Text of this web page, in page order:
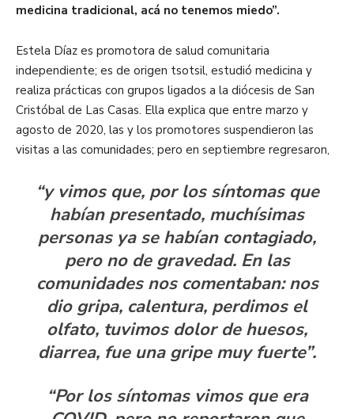
medicina tradicional, acá no tenemos miedo”.
Estela Díaz es promotora de salud comunitaria
independiente; es de origen tsotsil, estudió medicina y
realiza prácticas con grupos ligados a la diócesis de San
Cristóbal de Las Casas. Ella explica que entre marzo y
agosto de 2020, las y los promotores suspendieron las
visitas a las comunidades; pero en septiembre regresaron,
“y vimos que, por los síntomas que
habían presentado, muchísimas
personas ya se habían contagiado,
pero no de gravedad. En las
comunidades nos comentaban: nos
dio gripa, calentura, perdimos el
olfato, tuvimos dolor de huesos,
diarrea, fue una gripe muy fuerte”.
“Por los síntomas vimos que era